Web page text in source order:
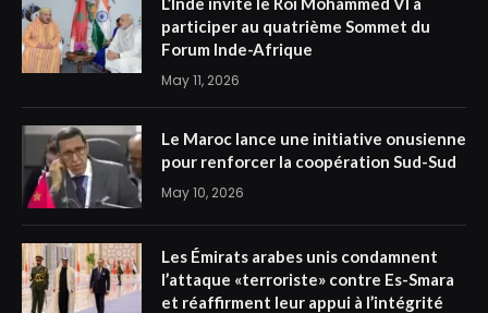
participer au quatrième Sommet du
Forum Inde-Afrique
May 11, 2026
Le Maroc lance une initiative onusienne
pour renforcer la coopération Sud-Sud
May 10, 2026
Les Émirats arabes unis condamnent
l’attaque «terroriste» contre Es-Smara
et réaffirment leur appui à l’intégrité